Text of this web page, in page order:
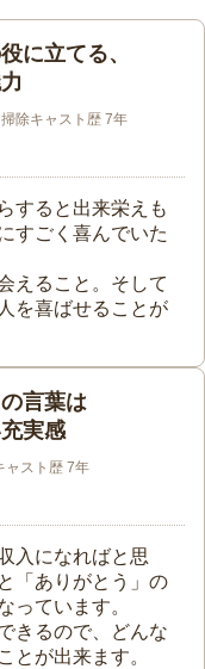
に立てる、
除キャスト歴 7年
すると出来栄えも
すごく喜んでいた
えること。そして
を喜ばせることが
言葉は
実感
ャスト歴 7年
入になればと思
「ありがとう」の
っています。
きるので、どんな
とが出来ます。